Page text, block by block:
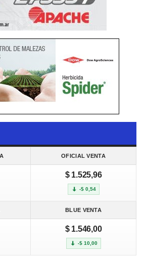
OFICIAL VENTA
$ 1.525,96
-$ 0,54
BLUE VENTA
$ 1.546,00
-$ 10,00